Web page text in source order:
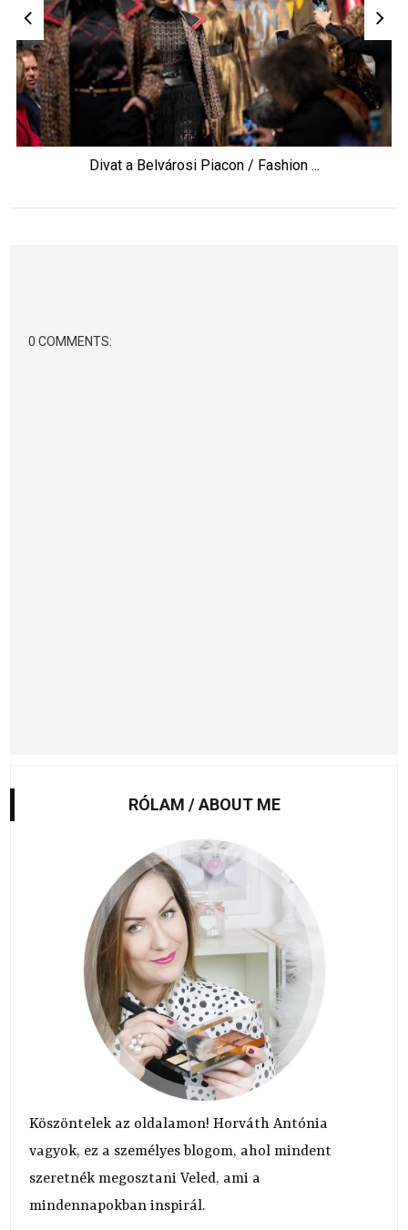
Divat a Belvárosi Piacon / Fashion ...
0 COMMENTS:
RÓLAM / ABOUT ME
Köszöntelek az oldalamon! Horváth Antónia
vagyok, ez a személyes blogom, ahol mindent
szeretnék megosztani Veled, ami a
mindennapokban inspirál.